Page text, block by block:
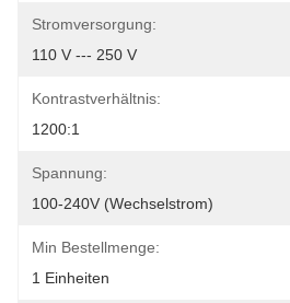
Stromversorgung:
110 V --- 250 V
Kontrastverhältnis:
1200:1
Spannung:
100-240V (Wechselstrom)
Min Bestellmenge:
1 Einheiten